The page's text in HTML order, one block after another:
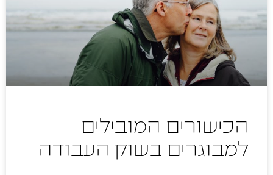
הכישורים המובילים
למבוגרים בשוק העבודה